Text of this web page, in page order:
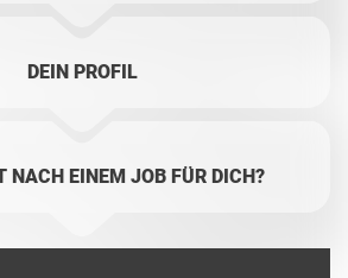
DEIN PROFIL
NACH EINEM JOB FÜR DICH?